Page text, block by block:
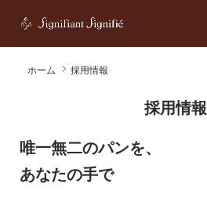
ホーム 採用情報
採用情報
唯一無二のパンを、
あなたの手で